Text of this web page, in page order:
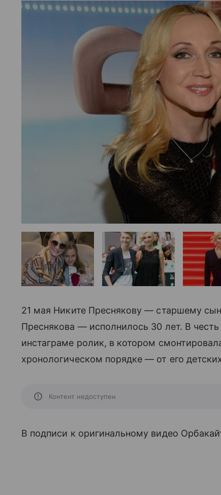
21 мая Никите Преснякову — старшему
Преснякова — исполнилось 30 лет. В
инстаграме ролик, в котором
хронологическом порядке — от его
Контент недоступен
В подписи к оригинальному видео